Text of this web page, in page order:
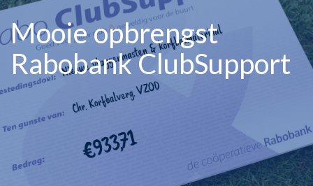
Mooie opbrengst
Rabobank ClubSupport